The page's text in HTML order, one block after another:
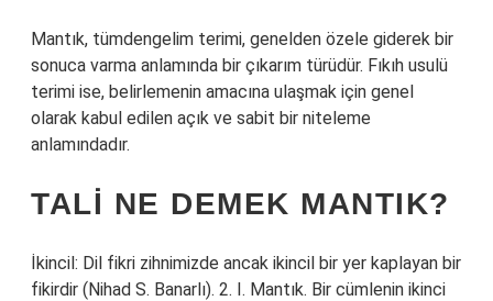
Mantık, tümdengelim terimi, genelden özele giderek bir
sonuca varma anlamında bir çıkarım türüdür. Fıkıh usulü
terimi ise, belirlemenin amacına ulaşmak için genel
olarak kabul edilen açık ve sabit bir niteleme
anlamındadır.
TALI NE DEMEK MANTIK?
İkincil: Dil fikri zihnimizde ancak ikincil bir yer kaplayan bir
fikirdir (Nihad S. Banarlı). 2. I. Mantık. Bir cümlenin ikinci